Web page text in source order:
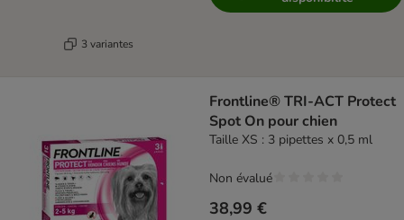
3 variantes
Frontline® TRI-ACT Protect
Spot On pour chien
Taille XS : 3 pipettes x 0,5 ml
38,99 €
Non évalué